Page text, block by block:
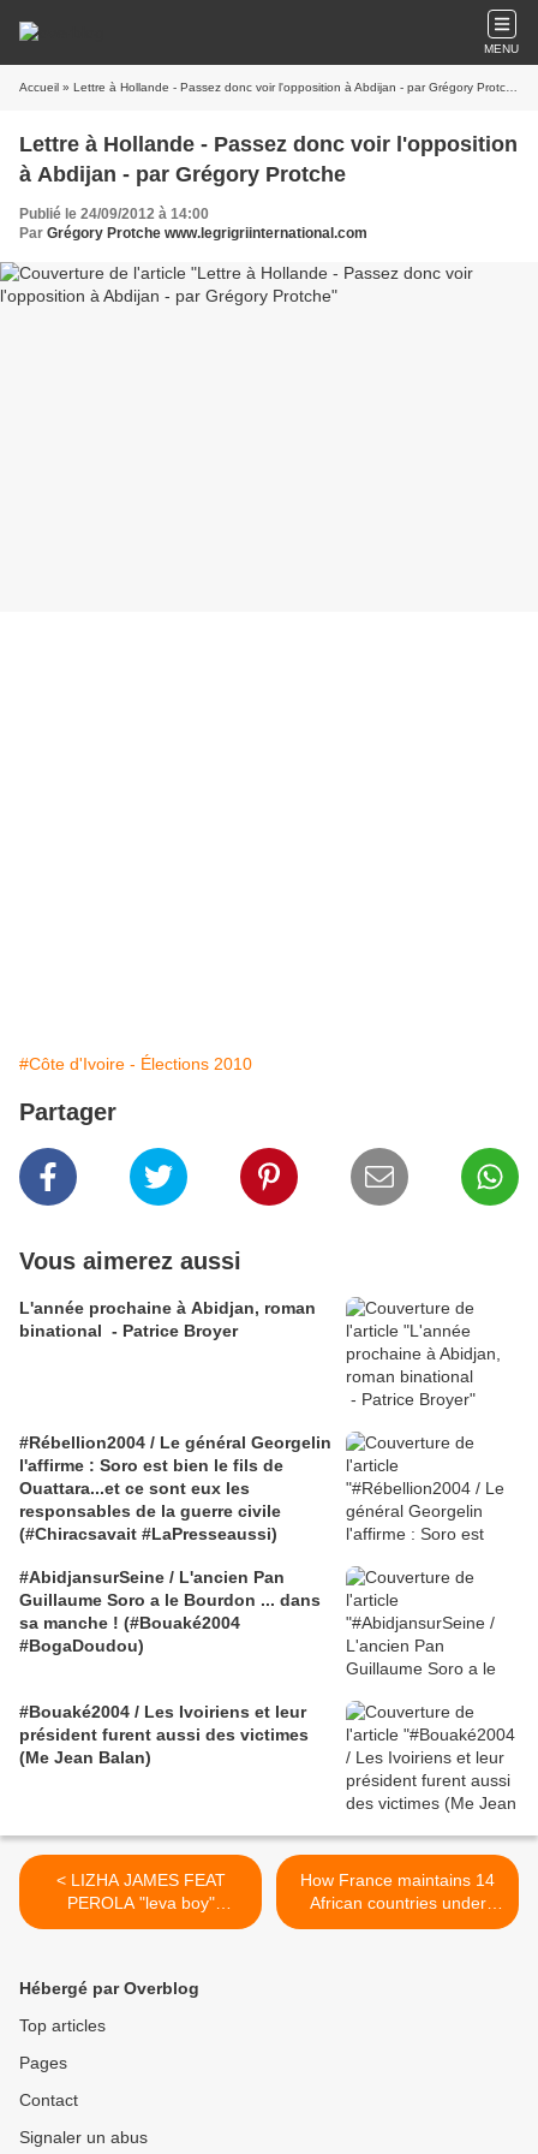
MENU
Accueil » Lettre à Hollande - Passez donc voir l'opposition à Abdijan - par Grégory Protche
Lettre à Hollande - Passez donc voir l'opposition
à Abdijan - par Grégory Protche
Publié le 24/09/2012 à 14:00
Par Grégory Protche www.legrigriinternational.com
#Côte d'Ivoire - Élections 2010
Partager
Vous aimerez aussi
L'année prochaine à Abidjan, roman
binational - Patrice Broyer
#Rébellion2004 / Le général Georgelin
l'affirme : Soro est bien le fils de
Ouattara...et ce sont eux les
responsables de la guerre civile
(#Chiracsavait #LaPresseaussi)
#AbidjansurSeine / L'ancien Pan
Guillaume Soro a le Bourdon ... dans
sa manche ! (#Bouaké2004
#BogaDoudou)
#Bouaké2004 / Les Ivoiriens et leur
président furent aussi des victimes
(Me Jean Balan)
< LIZHA JAMES FEAT
PEROLA "leva boy"
DIRECTED BY DJ
How France maintains 14
African countries under
domination (with english
Hébergé par Overblog
Top articles
Pages
Contact
Signaler un abus